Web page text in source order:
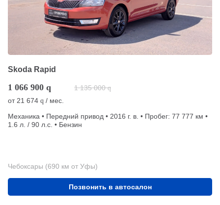
Skoda Rapid
1 066 900 q 1 135 000 q
от 21 674 q / мес.
Механика • Передний привод • 2016 г. в. • Пробег: 77 777 км •
1.6 л. / 90 л.с. • Бензин
Чебоксары (690 км от Уфы)
Позвонить в автосалон